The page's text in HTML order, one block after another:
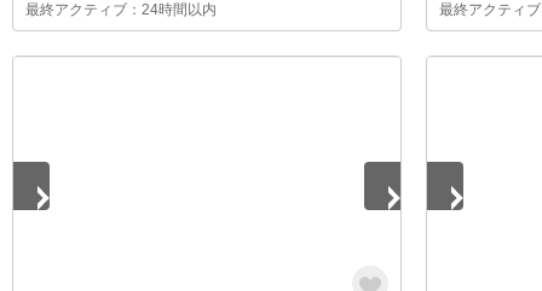
最終アクティブ：24時間以内 最終アクティ